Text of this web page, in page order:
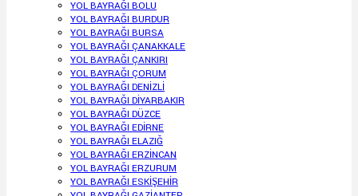
YOL BAYRAĞI BOLU
YOL BAYRAĞI BURDUR
YOL BAYRAĞI BURSA
YOL BAYRAĞI ÇANAKKALE
YOL BAYRAĞI ÇANKIRI
YOL BAYRAĞI ÇORUM
YOL BAYRAĞI DENİZLİ
YOL BAYRAĞI DİYARBAKIR
YOL BAYRAĞI DÜZCE
YOL BAYRAĞI EDİRNE
YOL BAYRAĞI ELAZIĞ
YOL BAYRAĞI ERZİNCAN
YOL BAYRAĞI ERZURUM
YOL BAYRAĞI ESKİŞEHİR